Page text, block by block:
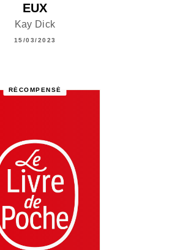
EUX
Kay Dick
15/03/2023
RÉCOMPENSÉ